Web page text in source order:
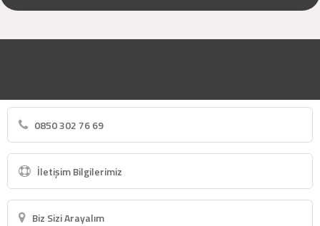
0850 302 76 69
İletişim Bilgilerimiz
Biz Sizi Arayalım